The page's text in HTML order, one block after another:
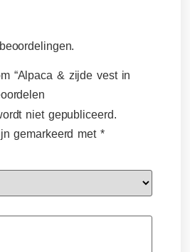
“Alpaca & zijde vest in
niet gepubliceerd.
gemarkeerd met *